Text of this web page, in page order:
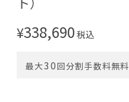
¥338,690税込
最大30回分割手数料無料